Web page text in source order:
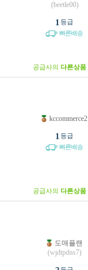
(beetle00)
1 등급
빠른배송
공급사의 다른상품
kccommerce2
1 등급
빠른배송
공급사의 다른상품
도매플랜
(wjdtpdns7)